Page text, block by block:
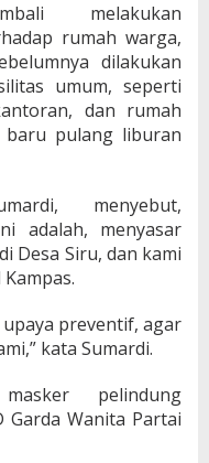
melakukan
rumah warga,
dilakukan
umum, seperti
dan rumah
pulang liburan
menyebut,
adalah, menyasar
Desa Siru, dan kami
preventif, agar
kata Sumardi.
pelindung
Wanita Partai